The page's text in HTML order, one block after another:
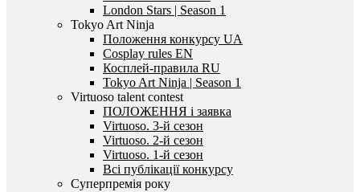
London Stars | Season 1
Tokyo Art Ninja
Положення конкурсу UA
Cosplay rules EN
Косплей-правила RU
Tokyo Art Ninja | Season 1
Virtuoso talent contest
ПОЛОЖЕННЯ і заявка
Virtuoso. 3-й сезон
Virtuoso. 2-й сезон
Virtuoso. 1-й сезон
Всі публікації конкурсу
Суперпремія року